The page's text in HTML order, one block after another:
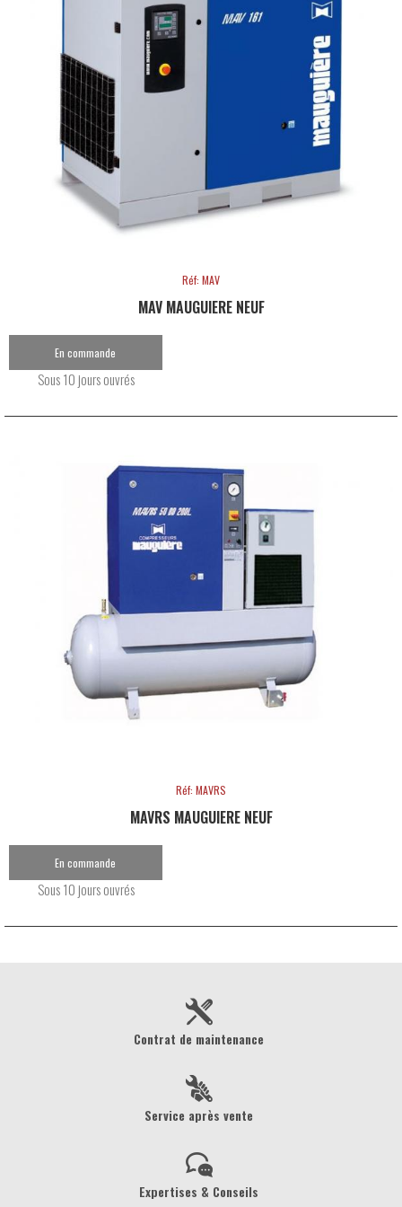
Réf: MAV
MAV MAUGUIERE NEUF
En commande
Sous 10 jours ouvrés
Réf: MAVRS
MAVRS MAUGUIERE NEUF
En commande
Sous 10 jours ouvrés
Contrat de maintenance
Service après vente
Expertises & Conseils